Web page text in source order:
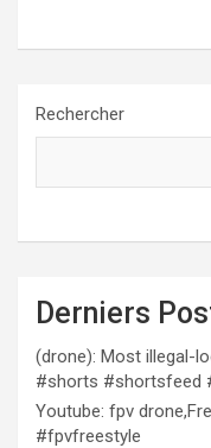
Rechercher
Derniers
(drone): Most illegal-
#shorts #shortsfeed
Youtube: fpv
#fpvfreestyle